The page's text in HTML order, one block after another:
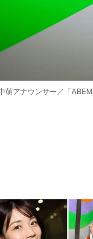
萌アナウンサー／「